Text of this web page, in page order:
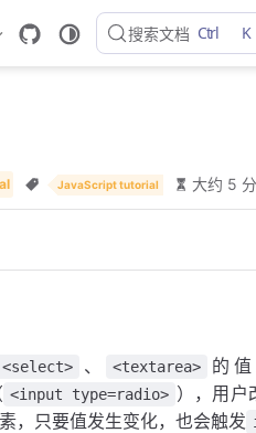
搜索文档 Ctrl K
JavaScript tutorial 大约 5
<select> 、 <textarea> 的
<input type=radio> ），用户
，只要值发生变化，也会触发